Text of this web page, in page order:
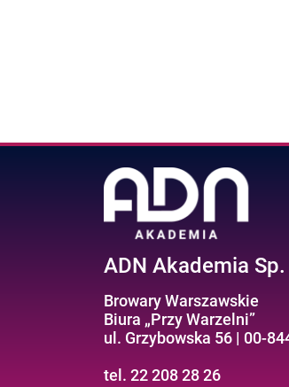
ADN Akademia
Browary Warszawskie
Biura „Przy Warzelni”
ul. Grzybowska 56 | 00-
tel. 22 208 28 26